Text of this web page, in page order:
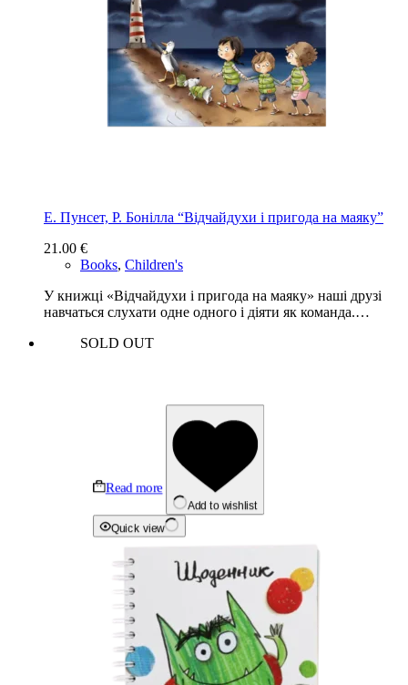
Е. Пунсет, Р. Бонілла “Відчайдухи і пригода на маяку”
21.00 €
Books, Children's
У книжці «Відчайдухи і пригода на маяку» наші друзі
навчаться слухати одне одного і діяти як команда.…
SOLD OUT
Read more
Add to wishlist
Quick view